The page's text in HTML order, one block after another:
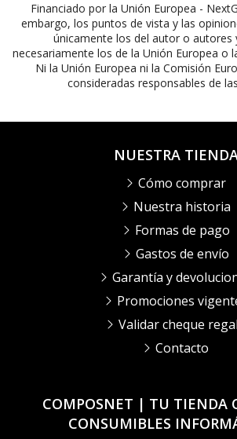
Financiado por la Unión Europea -
embargo, los puntos de vista y las
únicamente los del autor o autores
necesariamente los de la Unión Europea o
Ni la Unión Europea ni la Comisión
consideradas responsables de
COMPOSNET | TU TIENDA
CONSUMIBLES
NUESTRA
Cómo comprar
Nuestra historia
Formas de pago
Gastos de envío
Garantía y
Promociones
Validar cheque
Contacto